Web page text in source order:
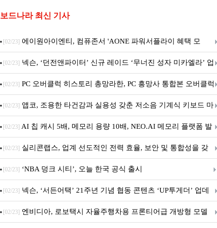
보드나라 최신 기사
[02/23] 에이원아이엔티, 컴퓨존서 'AONE 파워서플라이 혜택 모
음.ZIP' 이벤트 진행
[02/23] 넥슨, ‘던전앤파이터’ 신규 레이드 ‘무너진 성자 미카엘라’ 업
데이트!
[02/23] PC 오버클럭 히스토리 총망라한, PC 흥망사 통합본 오버클럭
특집(1-4편)
[02/23] 앱코, 조용한 타건감과 실용성 갖춘 저소음 기계식 키보드 마
우스 세트 'KM580' 출시
[02/23] AI 칩 캐시 5배, 메모리 용량 10배, NEO.AI 메모리 플랫폼 발
표
[02/23] 실리콘랩스, 업계 선도적인 전력 효율, 보안 및 통합성을 갖
춘 초저전력 블루투스 LE SoC ‘BG2B’ 공개
[02/23] ‘NBA 덩크 시티’, 오늘 한국 공식 출시
[02/23] 넥슨, ‘서든어택’ 21주년 기념 협동 콘텐츠 ‘UP투게더’ 업데
이트
[02/23] 엔비디아, 로보택시 자율주행차용 프론티어급 개방형 모델